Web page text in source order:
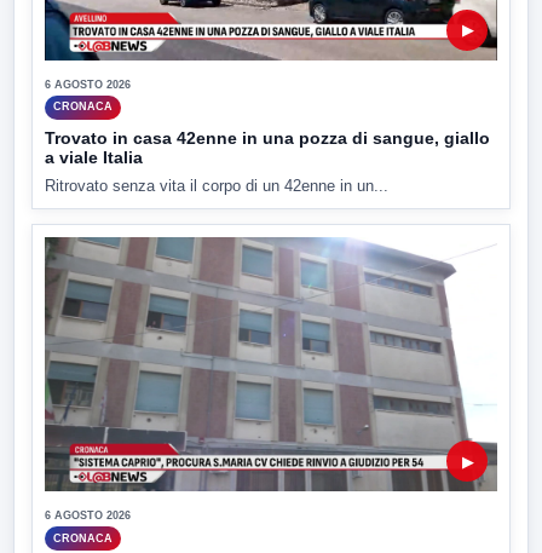
▶
6 AGOSTO 2026
CRONACA
Trovato in casa 42enne in una pozza di sangue, giallo
a viale Italia
Ritrovato senza vita il corpo di un 42enne in un...
▶
6 AGOSTO 2026
CRONACA